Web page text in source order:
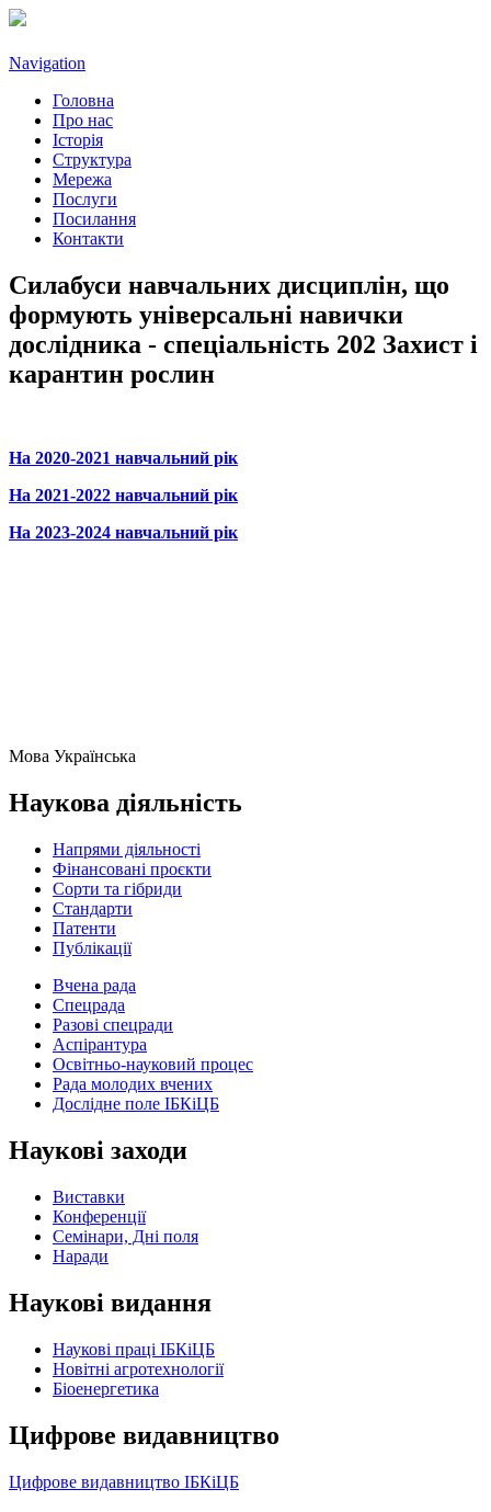
Navigation
Головна
Про нас
Історія
Структура
Мережа
Послуги
Посилання
Контакти
Силабуси навчальних дисциплін, що
формують універсальні навички
дослідника - спеціальність 202 Захист і
карантин рослин
На 2020-2021 навчальний рік
На 2021-2022 навчальний рік
На 2023-2024 навчальний рік
Мова Українська
Наукова діяльність
Напрями діяльності
Фінансовані проєкти
Сорти та гібриди
Стандарти
Патенти
Публікації
Вчена рада
Спецрада
Разові спецради
Аспірантура
Освітньо-науковий процес
Рада молодих вчених
Дослідне поле ІБКіЦБ
Наукові заходи
Виставки
Конференції
Семінари, Дні поля
Наради
Наукові видання
Наукові праці ІБКіЦБ
Новітні агротехнології
Бiоенергетика
Цифрове видавництво
Цифрове видавництво ІБКіЦБ